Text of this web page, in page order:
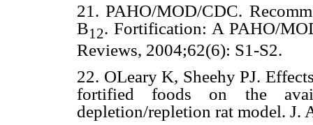
21. PAHO/MOD/CDC.
B12. Fortification: A PAHO/
Reviews, 2004;62(6): S1-S2.
22. OLeary K, Sheehy PJ.
fortified foods on the
depletion/repletion rat model. J.